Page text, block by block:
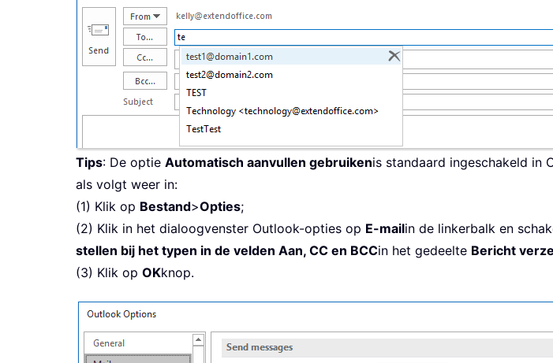
Tips: De optie Automatisch aanvullen gebruikenis standaard ingeschakeld in
als volgt weer in:
(1) Klik op Bestand>Opties;
(2) Klik in het dialoogvenster Outlook-opties op E-mailin de linkerbalk en
stellen bij het typen in de velden Aan, CC en BCCin het gedeelte Bericht
(3) Klik op OKknop.